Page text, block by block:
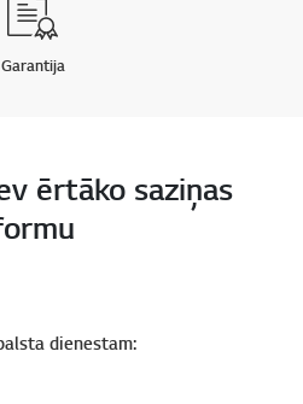
Garantija
ērtāko saziņas
dienestam: